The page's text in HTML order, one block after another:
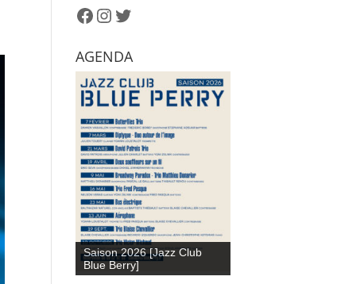
Facebook
Instagram
Twitter
AGENDA
Saison 2026 [Jazz Club
Blue Berry]